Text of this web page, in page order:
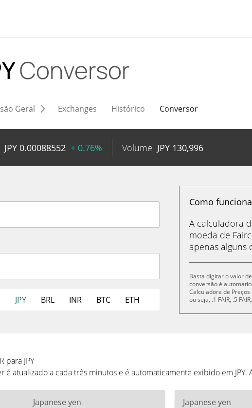
Conversor
Geral Exchanges Histórico Conversor
JPY 0.00088552 + 0.76% Volume JPY 130,996
JPY BRL INR BTC ETH
Como funciona
A calculadora
moeda de
apenas alguns
Basta digitar o valor
conversão é
Calculadora de
ou seja, .1 FAIR, .5
para JPY
é atualizado a cada três minutos e é automaticamente exibido em
Japanese yen Japanese yen